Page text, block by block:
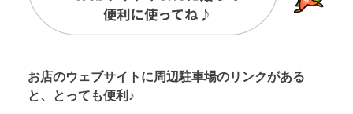
お店のウェブサイトに周辺駐車場のリンクがある
と、とっても便利♪